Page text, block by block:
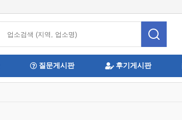
질문게시판 후기게시판